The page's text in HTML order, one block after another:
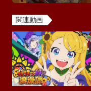
関連動画